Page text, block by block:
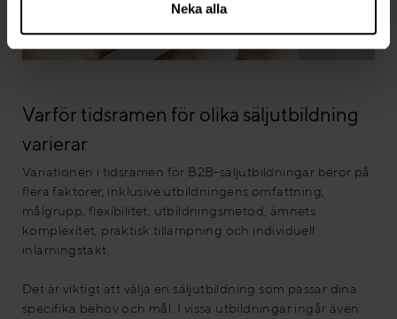
Neka alla
Varför tidsramen för olika säljutbildning
varierar
Variationen i tidsramen för B2B-säljutbildningar beror på
flera faktorer, inklusive utbildningens omfattning,
målgrupp, flexibilitet, utbildningsmetod, ämnets
komplexitet, praktisk tillämpning och individuell
inlärningstakt.
Det är viktigt att välja en säljutbildning som passar dina
specifika behov och mål. I vissa utbildningar ingår även